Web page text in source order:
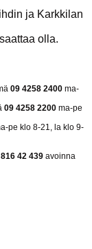
ja Karkkilan
olla.
09 4258 2400 ma-
09 4258 2200 ma-pe
pe klo 8-21, la klo 9-
42 439 avoinna